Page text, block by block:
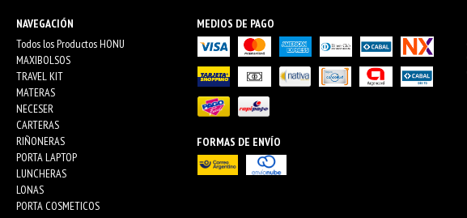
NAVEGACIÓN
Todos los Productos HONU
MAXIBOLSOS
TRAVEL KIT
MATERAS
NECESER
CARTERAS
RIÑONERAS
PORTA LAPTOP
LUNCHERAS
LONAS
PORTA COSMETICOS
MEDIOS DE PAGO
FORMAS DE ENVÍO